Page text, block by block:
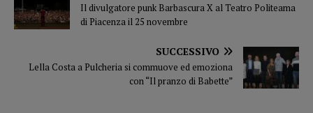
Il divulgatore punk Barbascura X al Teatro Politeama
di Piacenza il 25 novembre
SUCCESSIVO
Lella Costa a Pulcheria si commuove ed emoziona
con “Il pranzo di Babette”